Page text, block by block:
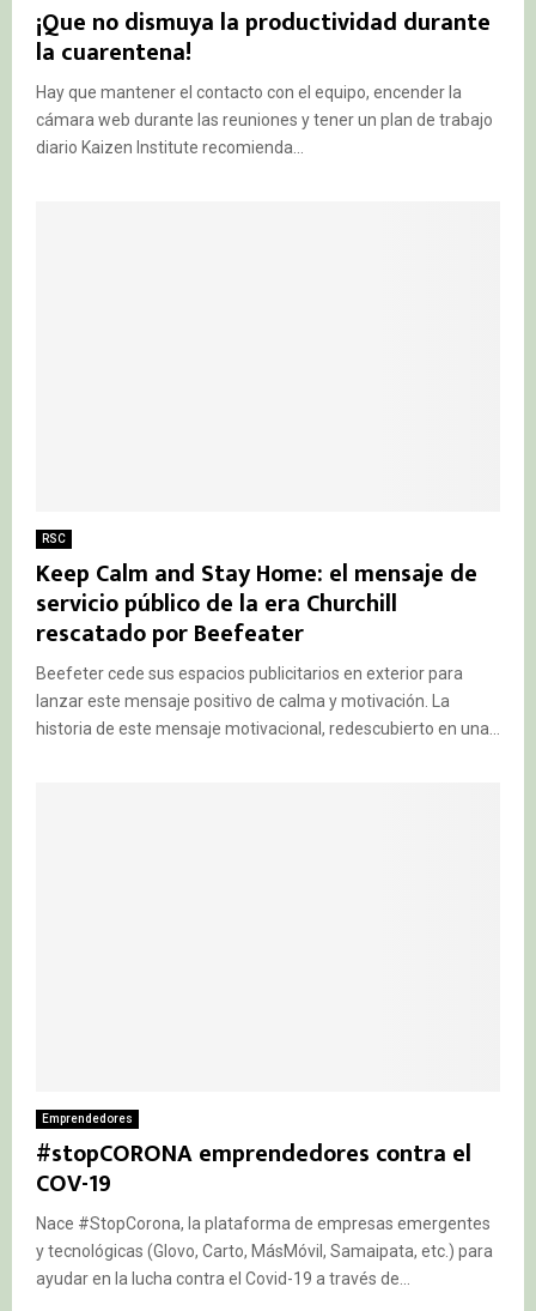
¡Que no dismuya la productividad durante
la cuarentena!
Hay que mantener el contacto con el equipo, encender la
cámara web durante las reuniones y tener un plan de trabajo
diario Kaizen Institute recomienda...
RSC
Keep Calm and Stay Home: el mensaje de
servicio público de la era Churchill
rescatado por Beefeater
Beefeter cede sus espacios publicitarios en exterior para
lanzar este mensaje positivo de calma y motivación. La
historia de este mensaje motivacional, redescubierto en una...
Emprendedores
#stopCORONA emprendedores contra el
COV-19
Nace #StopCorona, la plataforma de empresas emergentes
y tecnológicas (Glovo, Carto, MásMóvil, Samaipata, etc.) para
ayudar en la lucha contra el Covid-19 a través de...